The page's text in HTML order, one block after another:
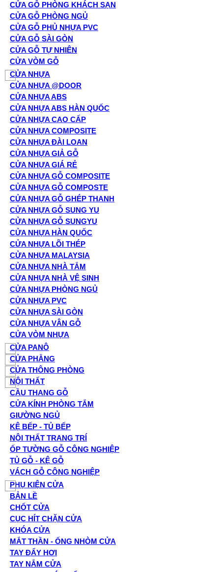
CỬA GỖ PHÒNG KHÁCH SẠN
CỬA GỖ PHÒNG NGỦ
CỬA GỖ PHỦ NHỰA PVC
CỬA GỖ SÀI GÒN
CỬA GỖ TỰ NHIÊN
CỬA VÒM GỖ
CỬA NHỰA
CỬA NHỰA @DOOR
CỬA NHỰA ABS
CỬA NHỰA ABS HÀN QUỐC
CỬA NHỰA CAO CẤP
CỬA NHỰA COMPOSITE
CỬA NHỰA ĐÀI LOAN
CỬA NHỰA GIẢ GỖ
CỬA NHỰA GIÁ RẺ
CỬA NHỰA GỖ COMPOSITE
CỬA NHỰA GỖ COMPOSTE
CỬA NHỰA GỖ GHÉP THANH
CỬA NHỰA GỖ SUNG YU
CỬA NHỰA GỖ SUNGYU
CỬA NHỰA HÀN QUỐC
CỬA NHỰA LÕI THÉP
CỬA NHỰA MALAYSIA
CỬA NHỰA NHÀ TẮM
CỬA NHỰA NHÀ VỆ SINH
CỬA NHỰA PHÒNG NGỦ
CỬA NHỰA PVC
CỬA NHỰA SÀI GÒN
CỬA NHỰA VÂN GỖ
CỬA VÒM NHỰA
CỬA PANÔ
CỬA PHẲNG
CỬA THÔNG PHÒNG
NỘI THẤT
CẦU THANG GỖ
CỬA KÍNH PHÒNG TẮM
GIƯỜNG NGỦ
KỆ BẾP - TỦ BẾP
NỘI THẤT TRANG TRÍ
ỐP TƯỜNG GỖ CÔNG NGHIỆP
TỦ GỖ - KỆ GỖ
VÁCH GỖ CÔNG NGHIỆP
PHỤ KIỆN CỬA
BẢN LỀ
CHỐT CỬA
CỤC HÍT CHẶN CỬA
KHÓA CỬA
MẮT THẦN - ỐNG NHÒM CỬA
TAY ĐẨY HƠI
TAY NẮM CỬA